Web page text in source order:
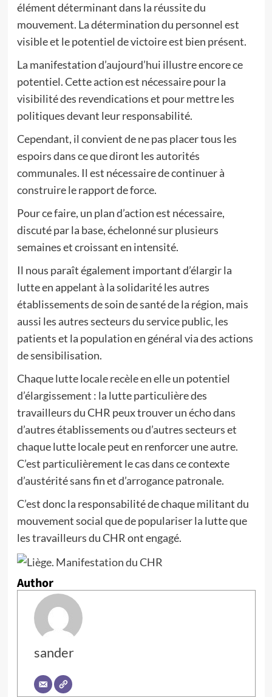
élément déterminant dans la réussite du
mouvement. La détermination du personnel est
visible et le potentiel de victoire est bien présent.
La manifestation d’aujourd’hui illustre encore ce
potentiel. Cette action est nécessaire pour la
visibilité des revendications et pour mettre les
politiques devant leur responsabilité.
Cependant, il convient de ne pas placer tous les
espoirs dans ce que diront les autorités
communales. Il est nécessaire de continuer à
construire le rapport de force.
Pour ce faire, un plan d’action est nécessaire,
discuté par la base, échelonné sur plusieurs
semaines et croissant en intensité.
Il nous paraît également important d’élargir la
lutte en appelant à la solidarité les autres
établissements de soin de santé de la région, mais
aussi les autres secteurs du service public, les
patients et la population en général via des actions
de sensibilisation.
Chaque lutte locale recèle en elle un potentiel
d’élargissement : la lutte particulière des
travailleurs du CHR peux trouver un écho dans
d’autres établissements ou d’autres secteurs et
chaque lutte locale peut en renforcer une autre.
C’est particulièrement le cas dans ce contexte
d’austérité sans fin et d’arrogance patronale.
C’est donc la responsabilité de chaque militant du
mouvement social que de populariser la lutte que
les travailleurs du CHR ont engagé.
Author
sander